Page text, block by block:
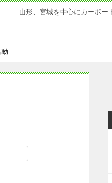
山形、宮城を中心にカーポー